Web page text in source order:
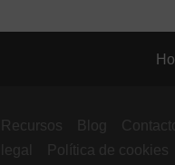
Recursos Blog
Política de cookies